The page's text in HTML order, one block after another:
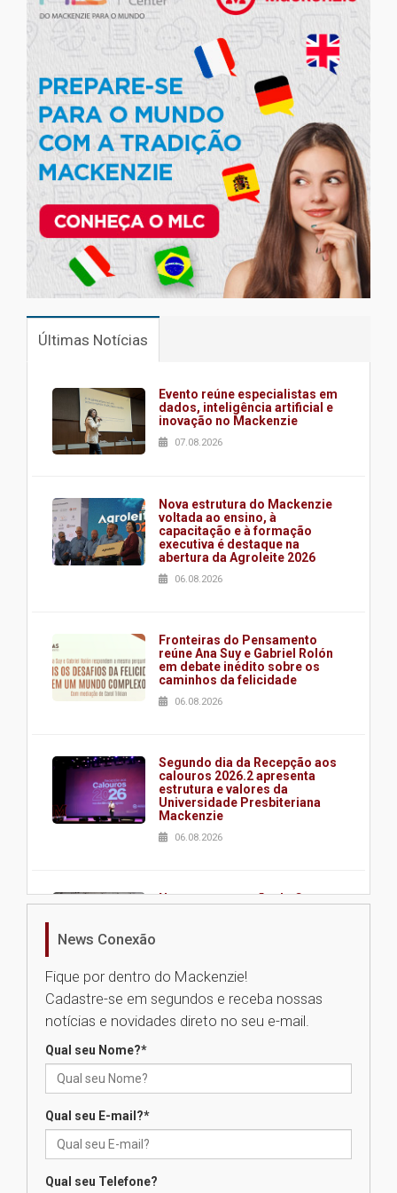
Últimas Notícias
Evento reúne especialistas em
dados, inteligência artificial e
inovação no Mackenzie
07.08.2026
Nova estrutura do Mackenzie
voltada ao ensino, à
capacitação e à formação
executiva é destaque na
abertura da Agroleite 2026
06.08.2026
Fronteiras do Pensamento
reúne Ana Suy e Gabriel Rolón
em debate inédito sobre os
caminhos da felicidade
06.08.2026
Segundo dia da Recepção aos
calouros 2026.2 apresenta
estrutura e valores da
Universidade Presbiteriana
Mackenzie
06.08.2026
Nova apresentação do Centro
Universidade Mackenzie
realizará nova edição da Feira
das novas tecnologias em
News Conexão
Fique por dentro do Mackenzie!
Cadastre-se em segundos e receba nossas
notícias e novidades direto no seu e-mail.
Qual seu Nome?*
Qual seu E-mail?*
Qual seu Telefone?